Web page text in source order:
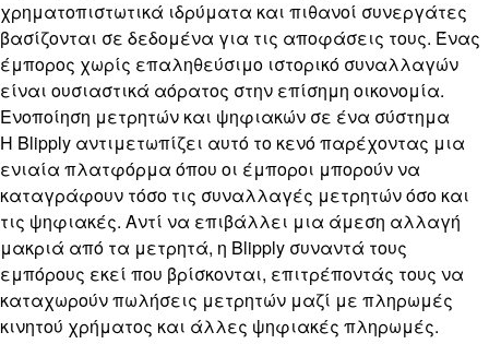
χρηματοπιστωτικά ιδρύματα και πιθανοί συνεργάτες
βασίζονται σε δεδομένα για τις αποφάσεις τους. Ένας
έμπορος χωρίς επαληθεύσιμο ιστορικό συναλλαγών
είναι ουσιαστικά αόρατος στην επίσημη οικονομία.
Ενοποίηση μετρητών και ψηφιακών σε ένα σύστημα
Η Blipply αντιμετωπίζει αυτό το κενό παρέχοντας μια
ενιαία πλατφόρμα όπου οι έμποροι μπορούν να
καταγράφουν τόσο τις συναλλαγές μετρητών όσο και
τις ψηφιακές. Αντί να επιβάλλει μια άμεση αλλαγή
μακριά από τα μετρητά, η Blipply συναντά τους
εμπόρους εκεί που βρίσκονται, επιτρέποντάς τους να
καταχωρούν πωλήσεις μετρητών μαζί με πληρωμές
κινητού χρήματος και άλλες ψηφιακές πληρωμές.